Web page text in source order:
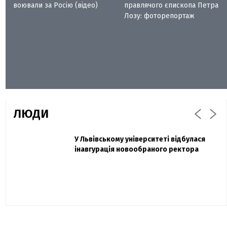
воювали за Росію (відео)
правлячого єпископа Петра
Лозу: фоторепортаж
ЛЮДИ
Павло Дак
Захисник "Азовсталі" Діанов вдруге
одружився та показав фото з весілля
У Львівському університеті відбулася
інавгурація новообраного ректора